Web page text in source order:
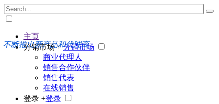
不断推出新产品和代理商
主页
分销市场 + 分销市场
商业代理人
销售合作伙伴
销售代表
在线销售
登录 +登录